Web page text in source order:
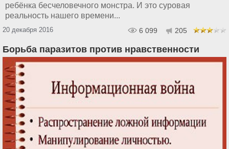
ребёнка бесчеловечного монстра. И это суровая
реальность нашего времени...
20 декабря 2016 6 099 205
Борьба паразитов против нравственности